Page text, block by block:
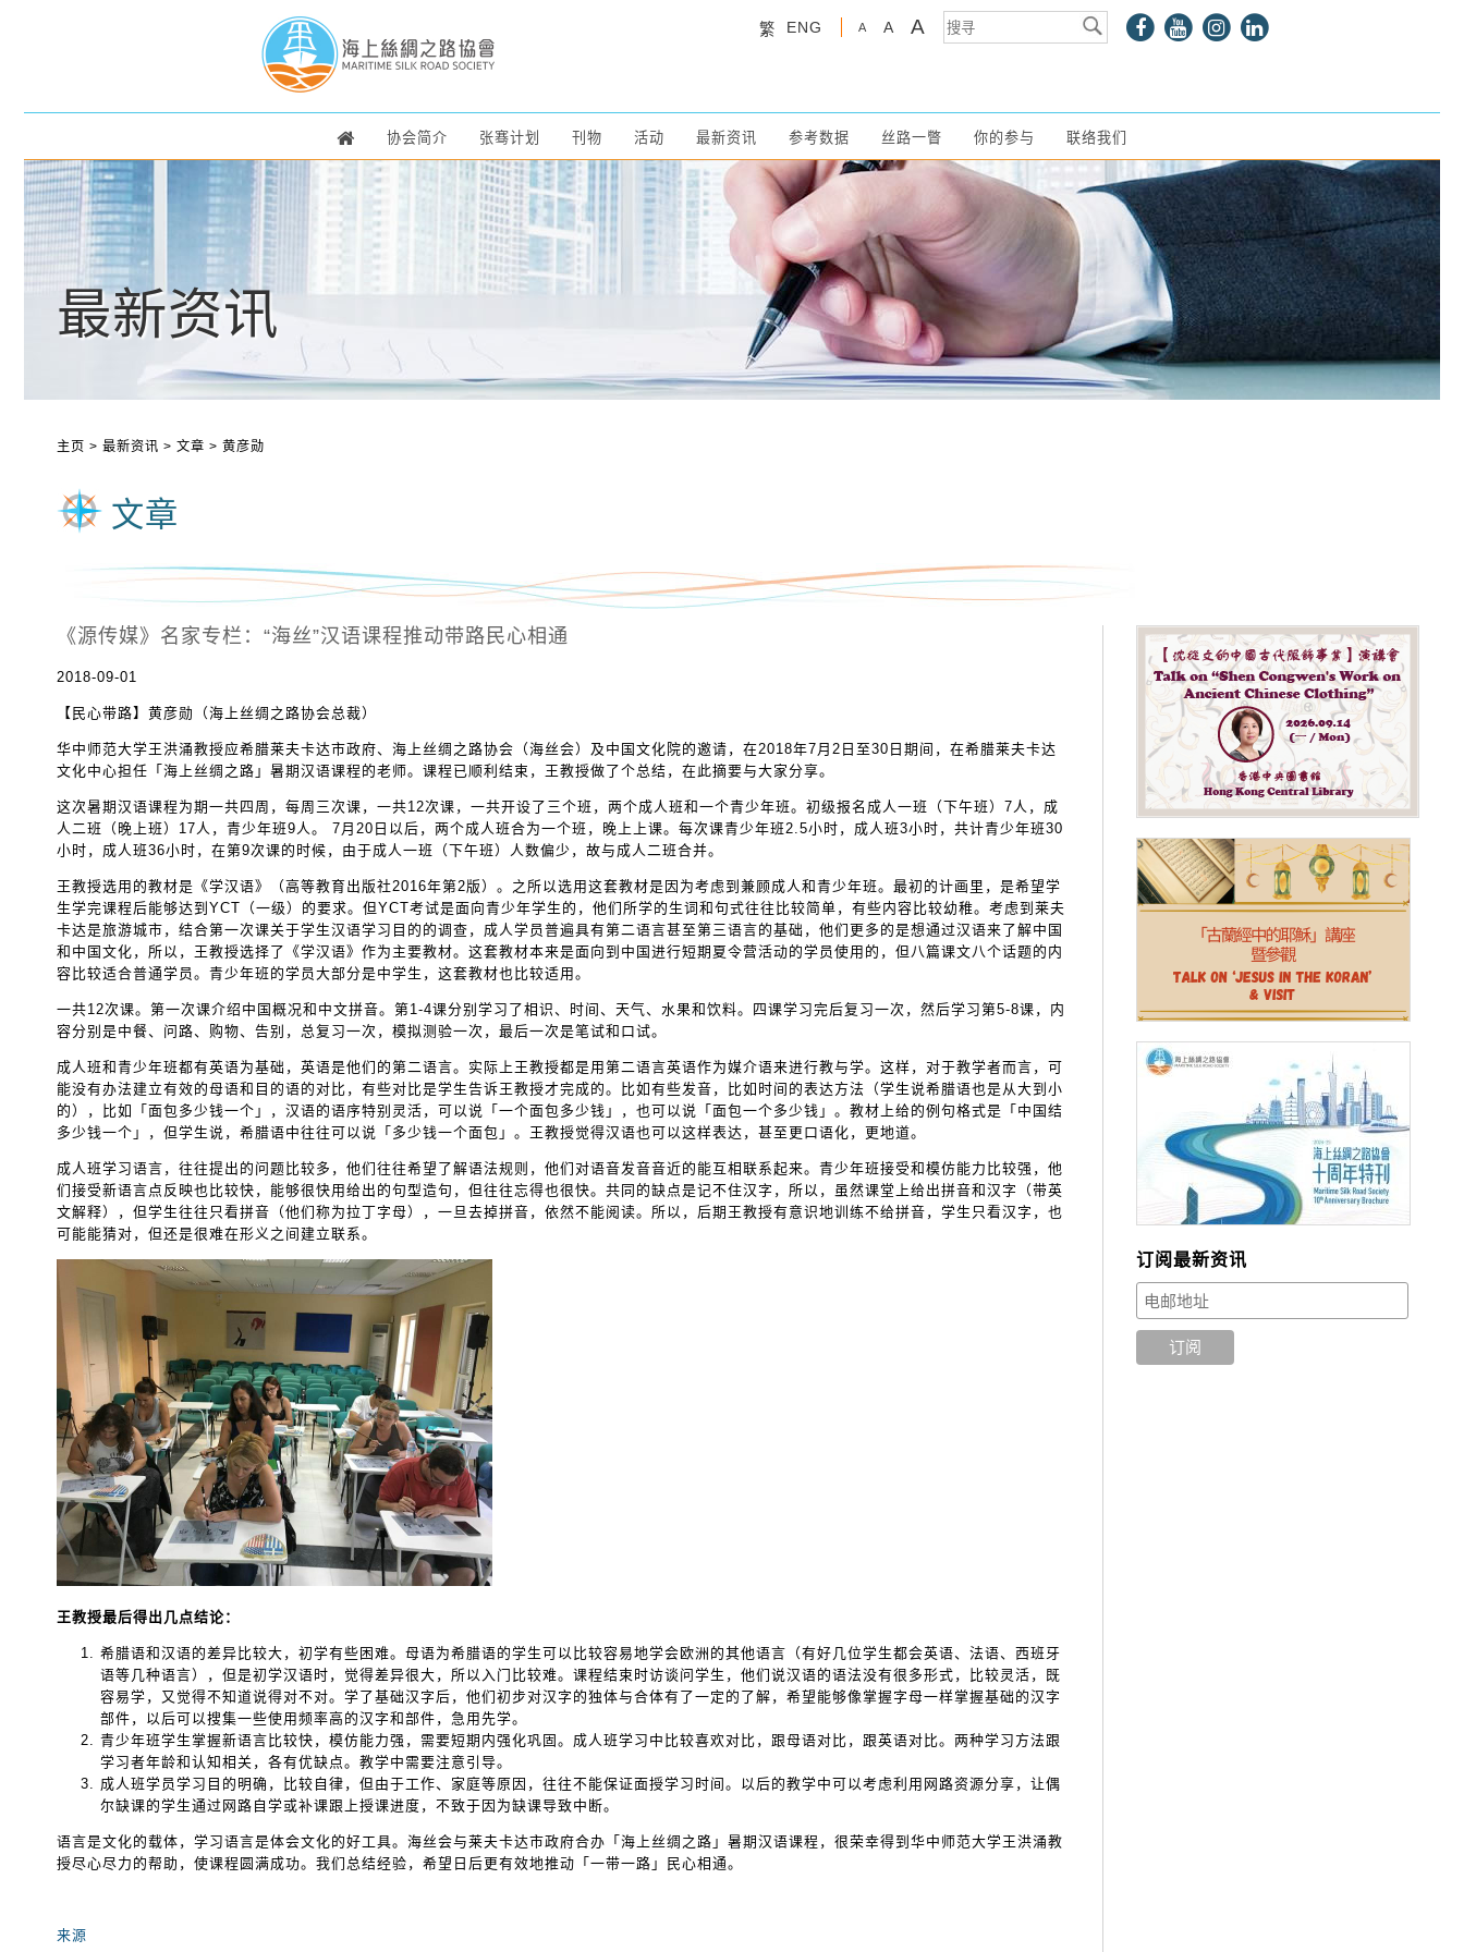
繁 ENG A A A
协会简介 张骞计划 刊物 活动 最新资讯 参考数据 丝路一瞥 你的参与 联络我们
最新资讯
主页 > 最新资讯 > 文章 > 黄彦勋
文章
《源传媒》名家专栏：“海丝”汉语课程推动带路民心相通
2018-09-01
【民心带路】黄彦勋（海上丝绸之路协会总裁）
华中师范大学王洪涌教授应希腊莱夫卡达市政府、海上丝绸之路协会（海丝会）及中国文化院的邀请，在2018年7月2日至30日期间，在希腊莱夫卡达
文化中心担任「海上丝绸之路」暑期汉语课程的老师。课程已顺利结束，王教授做了个总结，在此摘要与大家分享。
这次暑期汉语课程为期一共四周，每周三次课，一共12次课，一共开设了三个班，两个成人班和一个青少年班。初级报名成人一班（下午班）7人，成
人二班（晚上班）17人，青少年班9人。 7月20日以后，两个成人班合为一个班，晚上上课。每次课青少年班2.5小时，成人班3小时，共计青少年班30
小时，成人班36小时，在第9次课的时候，由于成人一班（下午班）人数偏少，故与成人二班合并。
王教授选用的教材是《学汉语》（高等教育出版社2016年第2版）。之所以选用这套教材是因为考虑到兼顾成人和青少年班。最初的计画里，是希望学
生学完课程后能够达到YCT（一级）的要求。但YCT考试是面向青少年学生的，他们所学的生词和句式往往比较简单，有些内容比较幼稚。考虑到莱夫
卡达是旅游城市，结合第一次课关于学生汉语学习目的的调查，成人学员普遍具有第二语言甚至第三语言的基础，他们更多的是想通过汉语来了解中国
和中国文化，所以，王教授选择了《学汉语》作为主要教材。这套教材本来是面向到中国进行短期夏令营活动的学员使用的，但八篇课文八个话题的内
容比较适合普通学员。青少年班的学员大部分是中学生，这套教材也比较适用。
一共12次课。第一次课介绍中国概况和中文拼音。第1-4课分别学习了相识、时间、天气、水果和饮料。四课学习完后复习一次，然后学习第5-8课，内
容分别是中餐、问路、购物、告别，总复习一次，模拟测验一次，最后一次是笔试和口试。
成人班和青少年班都有英语为基础，英语是他们的第二语言。实际上王教授都是用第二语言英语作为媒介语来进行教与学。这样，对于教学者而言，可
能没有办法建立有效的母语和目的语的对比，有些对比是学生告诉王教授才完成的。比如有些发音，比如时间的表达方法（学生说希腊语也是从大到小
的），比如「面包多少钱一个」，汉语的语序特别灵活，可以说「一个面包多少钱」，也可以说「面包一个多少钱」。教材上给的例句格式是「中国结
多少钱一个」，但学生说，希腊语中往往可以说「多少钱一个面包」。王教授觉得汉语也可以这样表达，甚至更口语化，更地道。
成人班学习语言，往往提出的问题比较多，他们往往希望了解语法规则，他们对语音发音音近的能互相联系起来。青少年班接受和模仿能力比较强，他
们接受新语言点反映也比较快，能够很快用给出的句型造句，但往往忘得也很快。共同的缺点是记不住汉字，所以，虽然课堂上给出拼音和汉字（带英
文解释），但学生往往只看拼音（他们称为拉丁字母），一旦去掉拼音，依然不能阅读。所以，后期王教授有意识地训练不给拼音，学生只看汉字，也
可能能猜对，但还是很难在形义之间建立联系。
王教授最后得出几点结论：
希腊语和汉语的差异比较大，初学有些困难。母语为希腊语的学生可以比较容易地学会欧洲的其他语言（有好几位学生都会英语、法语、西班牙
语等几种语言），但是初学汉语时，觉得差异很大，所以入门比较难。课程结束时访谈问学生，他们说汉语的语法没有很多形式，比较灵活，既
容易学，又觉得不知道说得对不对。学了基础汉字后，他们初步对汉字的独体与合体有了一定的了解，希望能够像掌握字母一样掌握基础的汉字
部件，以后可以搜集一些使用频率高的汉字和部件，急用先学。
青少年班学生掌握新语言比较快，模仿能力强，需要短期内强化巩固。成人班学习中比较喜欢对比，跟母语对比，跟英语对比。两种学习方法跟
学习者年龄和认知相关，各有优缺点。教学中需要注意引导。
成人班学员学习目的明确，比较自律，但由于工作、家庭等原因，往往不能保证面授学习时间。以后的教学中可以考虑利用网路资源分享，让偶
尔缺课的学生通过网路自学或补课跟上授课进度，不致于因为缺课导致中断。
语言是文化的载体，学习语言是体会文化的好工具。海丝会与莱夫卡达市政府合办「海上丝绸之路」暑期汉语课程，很荣幸得到华中师范大学王洪涌教
授尽心尽力的帮助，使课程圆满成功。我们总结经验，希望日后更有效地推动「一带一路」民心相通。
来源
订阅最新资讯